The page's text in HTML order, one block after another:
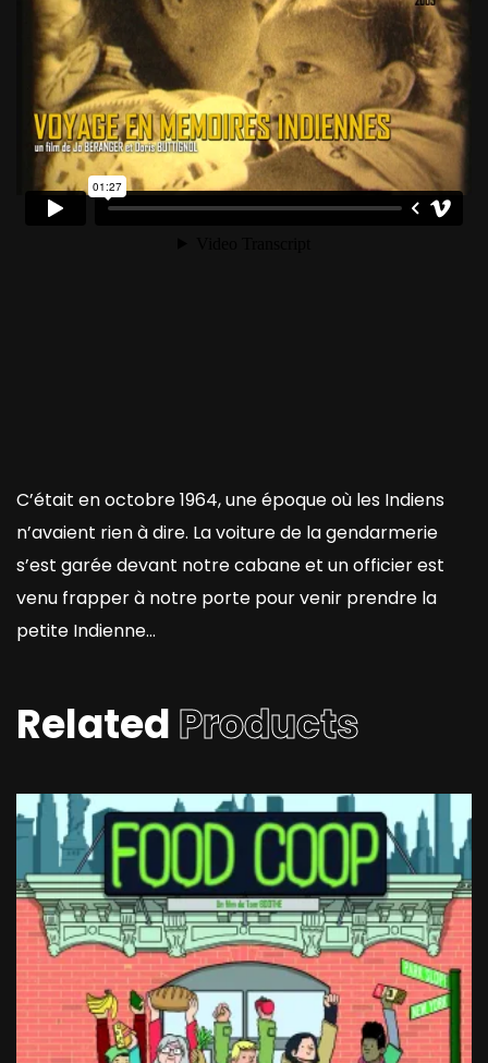
C’était en octobre 1964, une époque où les Indiens
n’avaient rien à dire. La voiture de la gendarmerie
s’est garée devant notre cabane et un officier est
venu frapper à notre porte pour venir prendre la
petite Indienne…
RelatedProducts